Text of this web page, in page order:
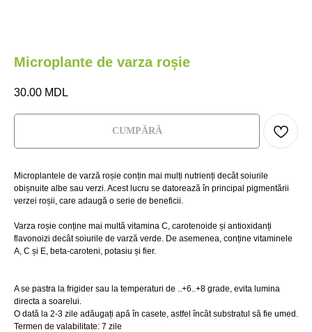
Microplante de varza roșie
30.00 MDL
СUMPĂRĂ
Microplantele de varză roșie conțin mai mulți nutrienți decât soiurile
obișnuite albe sau verzi. Acest lucru se datorează în principal pigmentării
verzei roșii, care adaugă o serie de beneficii.
Varza roșie conține mai multă vitamina C, carotenoide și antioxidanți
flavonoizi decât soiurile de varză verde. De asemenea, conține vitaminele
A, C și E, beta-caroteni, potasiu și fier.
A se pastra la frigider sau la temperaturi de ..+6..+8 grade, evita lumina
directa a soarelui.
O dată la 2-3 zile adăugați apă în casete, astfel încât substratul să fie umed.
Termen de valabilitate: 7 zile
Главная Где купить?
Главная Где купить?